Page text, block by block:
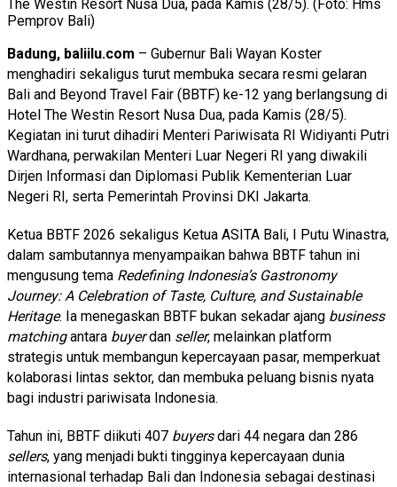
The Westin Resort Nusa Dua, pada Kamis (28/5). (Foto: Hms
Pemprov Bali)
Badung, baliilu.com – Gubernur Bali Wayan Koster
menghadiri sekaligus turut membuka secara resmi gelaran
Bali and Beyond Travel Fair (BBTF) ke-12 yang berlangsung di
Hotel The Westin Resort Nusa Dua, pada Kamis (28/5).
Kegiatan ini turut dihadiri Menteri Pariwisata RI Widiyanti Putri
Wardhana, perwakilan Menteri Luar Negeri RI yang diwakili
Dirjen Informasi dan Diplomasi Publik Kementerian Luar
Negeri RI, serta Pemerintah Provinsi DKI Jakarta.
Ketua BBTF 2026 sekaligus Ketua ASITA Bali, I Putu Winastra,
dalam sambutannya menyampaikan bahwa BBTF tahun ini
mengusung tema Redefining Indonesia’s Gastronomy
Journey: A Celebration of Taste, Culture, and Sustainable
Heritage. Ia menegaskan BBTF bukan sekadar ajang business
matchingantara buyerdan seller, melainkan platform
strategis untuk membangun kepercayaan pasar, memperkuat
kolaborasi lintas sektor, dan membuka peluang bisnis nyata
bagi industri pariwisata Indonesia.
Tahun ini, BBTF diikuti 407 buyersdari 44 negara dan 286
sellers, yang menjadi bukti tingginya kepercayaan dunia
internasional terhadap Bali dan Indonesia sebagai destinasi